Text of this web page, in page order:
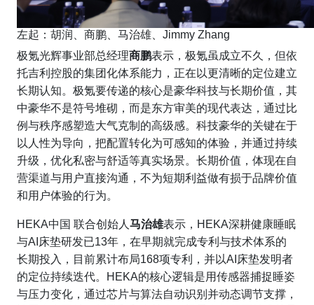
左起：胡润、商鹏、马治雄、Jimmy Zhang
极氪光辉事业部总经理商鹏表示，极氪虽成立不久，但依
托吉利控股的集团化体系能力，正在以更清晰的定位建立
长期认知。极氪要传递的核心是豪华科技与长期价值，其
中豪华不是符号堆砌，而是东方审美的现代表达，通过比
例与秩序感塑造大气克制的高级感。科技豪华的关键在于
以人性为导向，把配置转化为可感知的体验，并通过持续
升级，优化私密与舒适等真实场景。长期价值，体现在自
营渠道与用户直接沟通，不为短期利益做有损于品牌价值
和用户体验的行为。
HEKA中国 联合创始人 马治雄表示，HEKA深耕健康睡眠
与AI床垫研发已13年，在早期就完成专利与技术体系的
长期投入，目前累计布局168项专利，并以AI床垫发明者
的定位持续迭代。HEKA的核心逻辑是用传感器捕捉睡姿
与压力变化，通过芯片与算法自动识别并动态调节支撑，